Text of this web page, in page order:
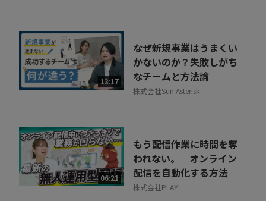
13:17
なぜ新規事業はうまくい
かないのか？失敗しがち
なチームと方法論
株式会社Sun Asterisk
06:21
もう配信作業に時間を奪
われない。 オンライン
配信を自動化する方法
株式会社PLAY